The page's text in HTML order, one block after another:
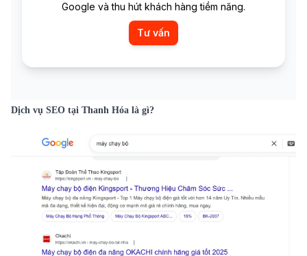
Google và thu hút khách hàng tiềm năng.
Tư vấn
Dịch vụ SEO tại Thanh Hóa là gì?